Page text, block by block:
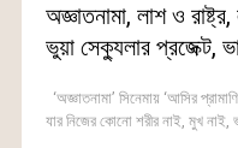
অজ্ঞাতনামা, লাশ ও
ভুয়া সেক্যুলার প্রজেক্ট,
‘অজ্ঞাতনামা’ সিনেমায় ‘আসির
যার নিজের কোনো শরীর নাই, মুখ নাই,